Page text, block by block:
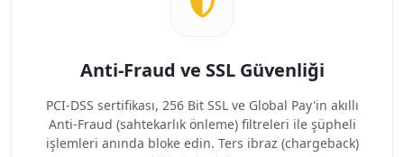
Anti-Fraud ve SSL Güvenliği
PCI-DSS sertifikası, 256 Bit SSL ve Global Pay'in akıllı
Anti-Fraud (sahtekarlık önleme) filtreleri ile şüpheli
işlemleri anında bloke edin. Ters ibraz (chargeback)